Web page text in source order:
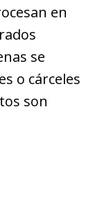
en
se
o cárceles
son